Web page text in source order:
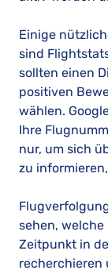
Einige
sind
sollten einen
positiven
wählen.
Ihre
nur, um sich
zu
sehen,
Zeitpunkt in
recherchieren